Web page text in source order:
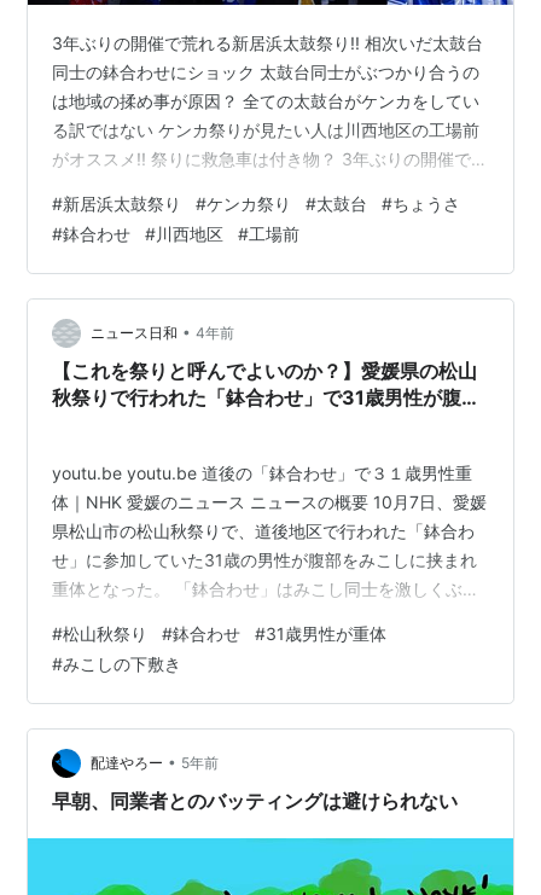
3年ぶりの開催で荒れる新居浜太鼓祭り!! 相次いだ太鼓台
同士の鉢合わせにショック 太鼓台同士がぶつかり合うの
は地域の揉め事が原因？ 全ての太鼓台がケンカをしてい
る訳ではない ケンカ祭りが見たい人は川西地区の工場前
がオススメ!! 祭りに救急車は付き物？ 3年ぶりの開催で荒
まおはようございます！！農業男子系ブロガーのシゲち
ゃんです。本日も宜しくお願いします!(^^)! 先日の投稿で
人生初の『#新居浜太鼓祭り』を見に行った事を明かした
訳ですが、さすが「ケンカ祭り」としても有名な新居
浜･･･。 中日の昨日はかなり荒れちゃ…
#新居浜太鼓祭り #ケンカ祭り #太鼓台 #ちょうさ
#鉢合わせ #川西地区 #工場前
ニュース日和 • 4年前
【これを祭りと呼んでよいのか？】愛媛県の松山
秋祭りで行われた「鉢合わせ」で31歳男性が腹部
youtu.be youtu.be 道後の「鉢合わせ」で３１歳男性重
体｜NHK 愛媛のニュース ニュースの概要 10月7日、愛媛
県松山市の松山秋祭りで、道後地区で行われた「鉢合わ
せ」に参加していた31歳の男性が腹部をみこしに挟まれ
重体となった。 「鉢合わせ」はみこし同士を激しくぶつ
の影響から、3年ぶりの通常開催となっていた。 ポイン
ト①：また祭りの事故のニュース 先日、長野県諏訪市の
御柱祭で起きた事故のニュースを取り上げたのですが、
またしても祭りで悲惨な事故が起きてしまいました。 秋
は祭りのシーズンです。しかもこの秋はコロナ感染の拡
大が鈍化した…
#松山秋祭り #鉢合わせ #31歳男性が重体
#みこしの下敷き
配達やろー • 5年前
早朝、同業者とのバッティングは避けられない